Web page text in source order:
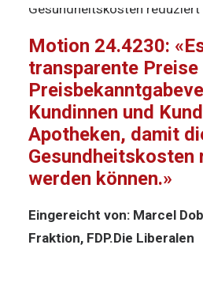
Gesundheitskosten reduziert
Motion 24.4230:
transparente Preise
Kundinnen und
Apotheken, damit
Gesundheitskosten
werden können.»
Eingereicht von: Marcel
Fraktion, FDP.Die Liberalen